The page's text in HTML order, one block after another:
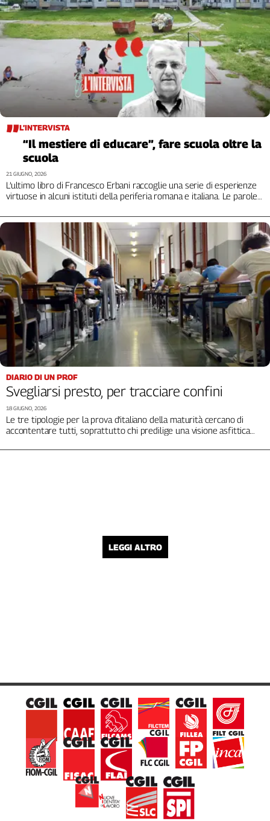
L’INTERVISTA
“Il mestiere di educare”, fare scuola oltre la
scuola
L’ultimo libro di Francesco Erbani raccoglie una serie di esperienze
virtuose in alcuni istituti della periferia romana e italiana. Le parole
21 GIUGNO, 2026
DIARIO DI UN PROF
Svegliarsi presto, per tracciare confini
Le tre tipologie per la prova d’italiano della maturità cercano di
accontentare tutti, soprattutto chi predilige una visione asfittica
18 GIUGNO, 2026
LEGGI ALTRO